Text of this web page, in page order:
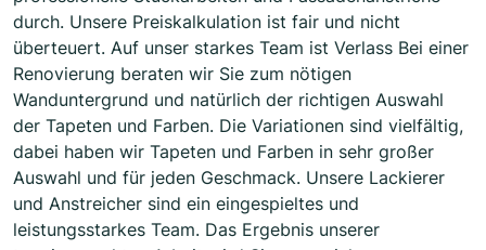
durch. Unsere Preiskalkulation ist fair und nicht
überteuert. Auf unser starkes Team ist Verlass Bei einer
Renovierung beraten wir Sie zum nötigen
Wanduntergrund und natürlich der richtigen Auswahl
der Tapeten und Farben. Die Variationen sind vielfältig,
dabei haben wir Tapeten und Farben in sehr großer
Auswahl und für jeden Geschmack. Unsere Lackierer
und Anstreicher sind ein eingespieltes und
leistungsstarkes Team. Das Ergebnis unserer